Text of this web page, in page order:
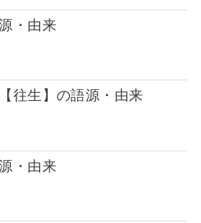
・由来
往生】の語源・由来
・由来